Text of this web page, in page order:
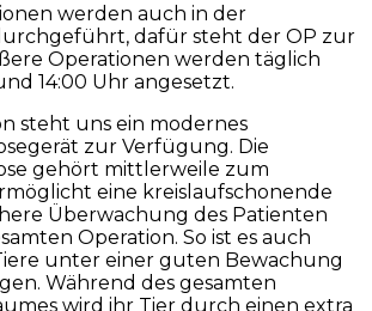
werden auch in der
dafür steht der OP zur
Operationen werden täglich
14:00 Uhr angesetzt.
steht uns ein modernes
zur Verfügung. Die
gehört mittlerweile zum
eine kreislaufschonende
Überwachung des Patienten
Operation. So ist es auch
unter einer guten Bewachung
Während des gesamten
wird ihr Tier durch einen extra